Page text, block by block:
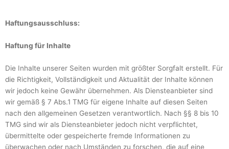
Haftungsausschluss:
Haftung für Inhalte
Die Inhalte unserer Seiten wurden mit größter Sorgfalt erstellt. Für
die Richtigkeit, Vollständigkeit und Aktualität der Inhalte können
wir jedoch keine Gewähr übernehmen. Als Diensteanbieter sind
wir gemäß § 7 Abs.1 TMG für eigene Inhalte auf diesen Seiten
nach den allgemeinen Gesetzen verantwortlich. Nach §§ 8 bis 10
TMG sind wir als Diensteanbieter jedoch nicht verpflichtet,
übermittelte oder gespeicherte fremde Informationen zu
überwachen oder nach Umständen zu forschen, die auf eine